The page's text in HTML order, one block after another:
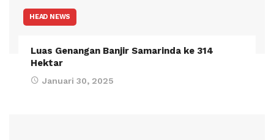
HEAD NEWS
Luas Genangan Banjir Samarinda ke 314
Hektar
Januari 30, 2025